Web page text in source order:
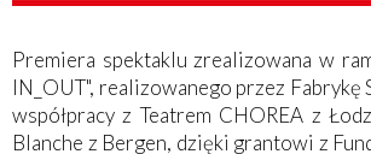
Premiera spektaklu zrealizowana w
IN_OUT", realizowanego przez Fabrykę
współpracy z Teatrem CHOREA z
Blanche z Bergen, dzięki grantowi z